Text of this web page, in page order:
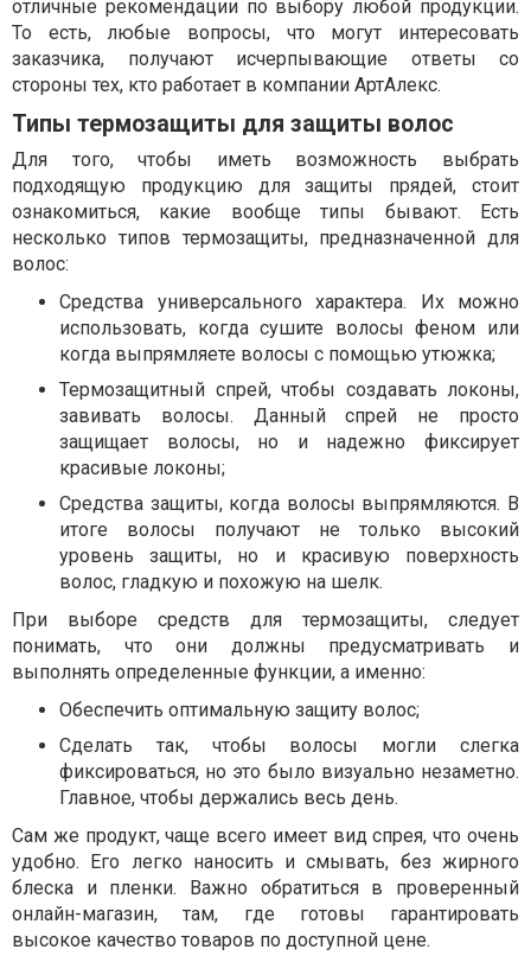
отличные рекомендации по выбору любой продукции.
То есть, любые вопросы, что могут интересовать
заказчика, получают исчерпывающие ответы со
стороны тех, кто работает в компании АртАлекс.
Типы термозащиты для защиты волос
Для того, чтобы иметь возможность выбрать
подходящую продукцию для защиты прядей, стоит
ознакомиться, какие вообще типы бывают. Есть
несколько типов термозащиты, предназначенной для
волос:
Средства универсального характера. Их можно
использовать, когда сушите волосы феном или
когда выпрямляете волосы с помощью утюжка;
Термозащитный спрей, чтобы создавать локоны,
завивать волосы. Данный спрей не просто
защищает волосы, но и надежно фиксирует
красивые локоны;
Средства защиты, когда волосы выпрямляются. В
итоге волосы получают не только высокий
уровень защиты, но и красивую поверхность
волос, гладкую и похожую на шелк.
При выборе средств для термозащиты, следует
понимать, что они должны предусматривать и
выполнять определенные функции, а именно:
Обеспечить оптимальную защиту волос;
Сделать так, чтобы волосы могли слегка
фиксироваться, но это было визуально незаметно.
Главное, чтобы держались весь день.
Сам же продукт, чаще всего имеет вид спрея, что очень
удобно. Его легко наносить и смывать, без жирного
блеска и пленки. Важно обратиться в проверенный
онлайн-магазин, там, где готовы гарантировать
высокое качество товаров по доступной цене.